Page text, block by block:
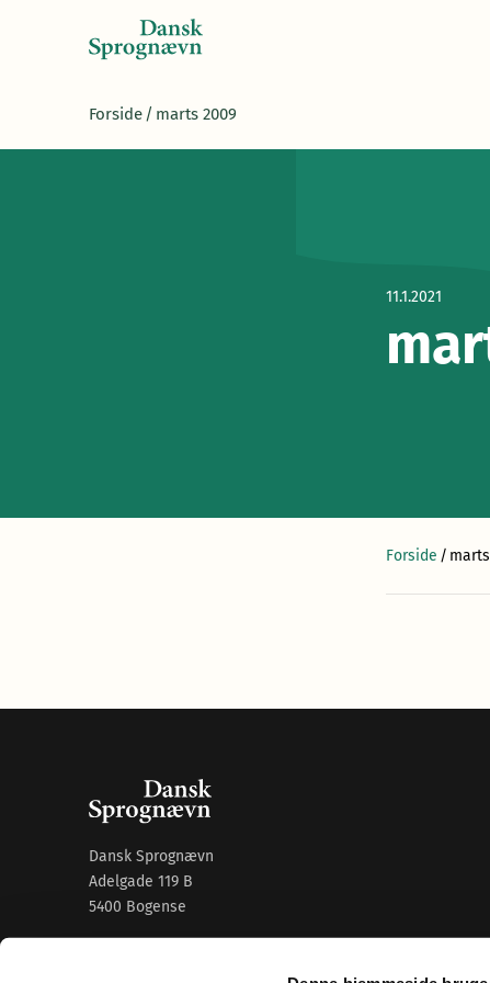
Forside / marts 2009
11.1.2021
Forside /
Dansk Sprognævn
Adelgade 119 B
5400 Bogense